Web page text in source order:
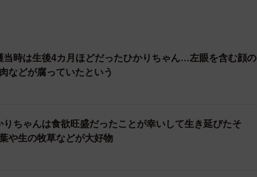
当時は生後4カ月ほどだったひかりちゃん…左眼を含む顔の
などが腐っていたという
りちゃんは食欲旺盛だったことが幸いして生き延びたそ
や生の牧草などが大好物